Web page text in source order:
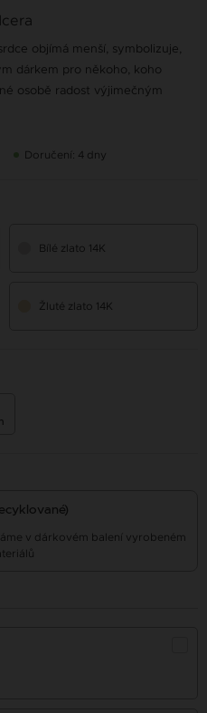
objímá menší, symbolizuje,
dárkem pro někoho, koho
osobě radost výjimečným
Doručení: 4 dny
Bílé zlato 14K
Žluté zlato 14K
v dárkovém balení vyrobeném